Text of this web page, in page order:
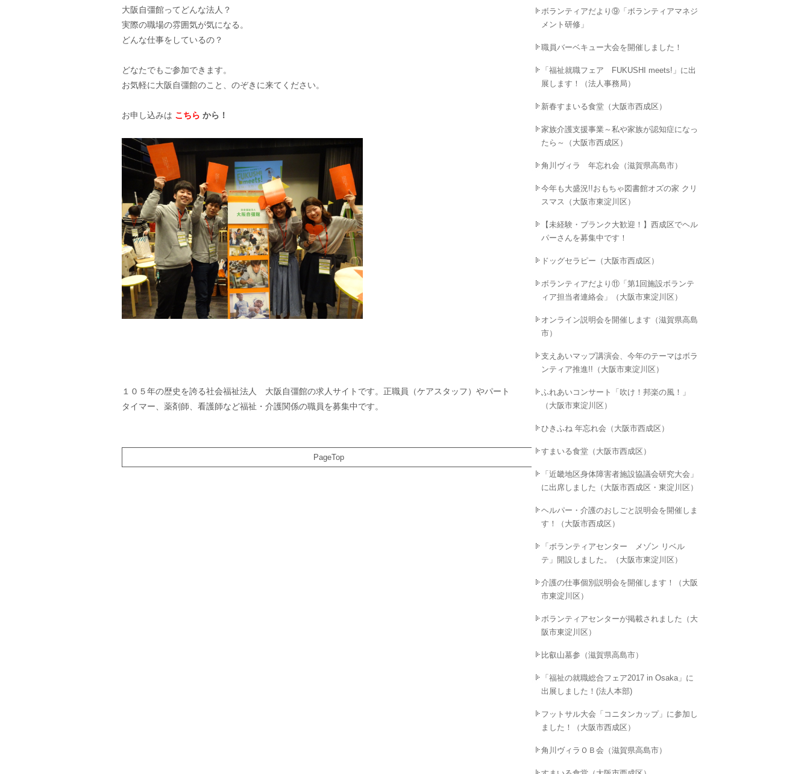
大阪自彊館ってどんな法人？
実際の職場の雰囲気が気になる。
どんな仕事をしているの？
どなたでもご参加できます。
お気軽に大阪自彊館のこと、のぞきに来てください。
お申し込みは こちら から！
１０５年の歴史を誇る社会福祉法人 大阪自彊館の求人サイトです。正職員（ケアスタッフ）やパート
タイマー、薬剤師、看護師など福祉・介護関係の職員を募集中です。
PageTop
ボランティアだより⑨「ボランティアマネジ
メント研修」
職員バーベキュー大会を開催しました！
「福祉就職フェア FUKUSHI meets!」に出
展します！（法人事務局）
新春すまいる食堂（大阪市西成区）
家族介護支援事業～私や家族が認知症になっ
たら～（大阪市西成区）
角川ヴィラ 年忘れ会（滋賀県高島市）
今年も大盛況!!おもちゃ図書館オズの家 クリ
スマス（大阪市東淀川区）
【未経験・ブランク大歓迎！】西成区でヘル
パーさんを募集中です！
ドッグセラピー（大阪市西成区）
ボランティアだより⑪「第1回施設ボランテ
ィア担当者連絡会」（大阪市東淀川区）
オンライン説明会を開催します（滋賀県高島
市）
支えあいマップ講演会、今年のテーマはボラ
ンティア推進!!（大阪市東淀川区）
ふれあいコンサート「吹け！邦楽の風！」
（大阪市東淀川区）
ひきふね 年忘れ会（大阪市西成区）
すまいる食堂（大阪市西成区）
「近畿地区身体障害者施設協議会研究大会」
に出席しました（大阪市西成区・東淀川区）
ヘルパー・介護のおしごと説明会を開催しま
す！（大阪市西成区）
「ボランティアセンター メゾン リベル
テ」開設しました。（大阪市東淀川区）
介護の仕事個別説明会を開催します！（大阪
市東淀川区）
ボランティアセンターが掲載されました（大
阪市東淀川区）
比叡山墓参（滋賀県高島市）
「福祉の就職総合フェア2017 in Osaka」に
出展しました！(法人本部)
フットサル大会「コニタンカップ」に参加し
ました！（大阪市西成区）
角川ヴィラＯＢ会（滋賀県高島市）